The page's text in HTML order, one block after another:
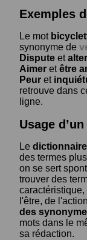
Exemples
Le mot
synonyme de
Dispute et
Aimer etêtre
Peur et
retrouve dans
ligne.
Usage
Le
des termes
on se sert
trouver des
l'être, de
des
mots dans le
sa rédaction.